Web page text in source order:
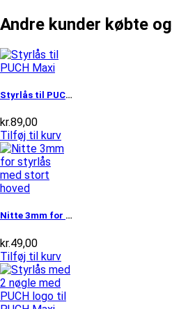
Andre kunder købte
Styrlås til PUCH Maxi
kr.89,00
Tilføj til kurv
Nitte 3mm for styrlås med stort hoved
kr.49,00
Tilføj til kurv